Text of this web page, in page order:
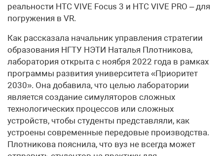
реальности HTC VIVE Focus 3 и HTC VIVE PRO – для
погружения в VR.
Как рассказала начальник управления стратегии
образования НГТУ НЭТИ Наталья Плотникова,
лаборатория открыта с ноября 2022 года в рамках
программы развития университета «Приоритет
2030». Она добавила, что целью лаборатории
является создание симуляторов сложных
технологических процессов или сложных
устройств, чтобы студенты представляли, как
устроены современные передовые производства.
Плотникова пояснила, что вуз не всегда может